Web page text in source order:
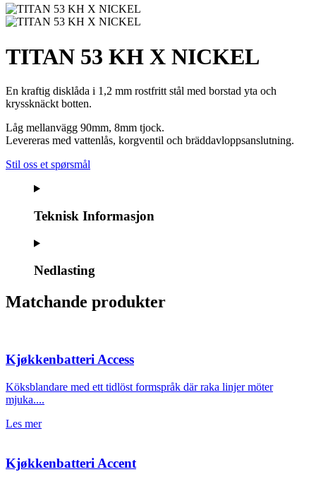
TITAN 53 KH X NICKEL
En kraftig disklåda i 1,2 mm rostfritt stål med borstad yta och
kryssknäckt botten.
Låg mellanvägg 90mm, 8mm tjock.
Levereras med vattenlås, korgventil och bräddavloppsanslutning.
Stil oss et spørsmål
Teknisk Informasjon
Nedlasting
Matchande produkter
Kjøkkenbatteri Access
Köksblandare med ett tidlöst formspråk där raka linjer möter
mjuka....
Les mer
Kjøkkenbatteri Accent